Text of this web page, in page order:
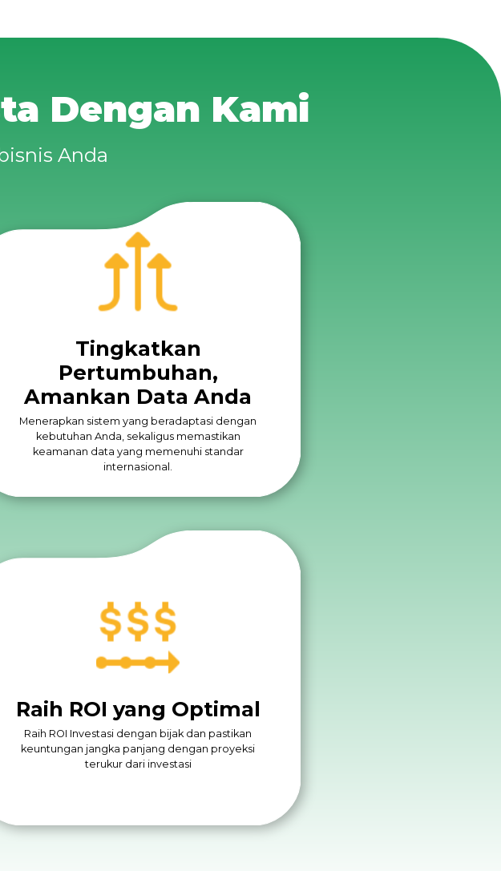
Dengan Kami
Anda
Tingkatkan
Pertumbuhan,
Amankan Data Anda
Menerapkan sistem yang beradaptasi dengan
kebutuhan Anda, sekaligus memastikan
keamanan data yang memenuhi standar
internasional.
Raih ROI yang Optimal
Raih ROI Investasi dengan bijak dan pastikan
keuntungan jangka panjang dengan proyeksi
terukur dari investasi